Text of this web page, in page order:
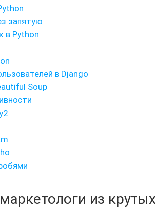
запятую
в Python
в Django
Soup
из